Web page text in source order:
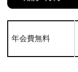
年会費無料